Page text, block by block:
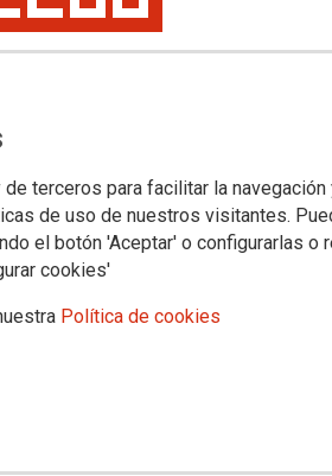
terceros para facilitar la navegación
de uso de nuestros visitantes.
el botón 'Aceptar' o configurarlas o
cookies'
Política de cookies
para la
la
sitas